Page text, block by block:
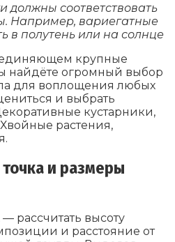
должны соответствовать
Например, вариегатные
в полутень или на солнце
крупные
найдёте огромный выбор
для воплощения любых
и выбрать
кустарники,
растения,
и размеры
рассчитать высоту
и расстояние от